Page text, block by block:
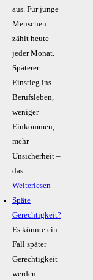
aus. Für junge
Menschen
zählt heute
jeder Monat.
Späterer
Einstieg ins
Berufsleben,
weniger
Einkommen,
mehr
Unsicherheit –
das...
Weiterlesen
Späte
Gerechtigkeit?
Es könnte ein
Fall später
Gerechtigkeit
werden.